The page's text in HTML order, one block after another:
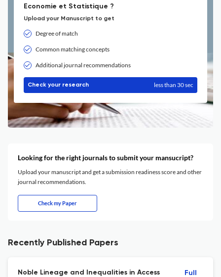
Economie et Statistique ?
Upload your Manuscript to get
Degree of match
Common matching concepts
Additional journal recommendations
Check your research less than 30 sec
Looking for the right journals to submit your mansucript?
Upload your manuscript and get a submission readiness score and other
journal recommendations.
Check my Paper
Recently Published Papers
Noble Lineage and Inequalities in Access
Full